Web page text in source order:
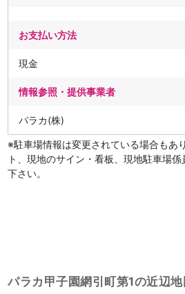
お支払い方法
現金
情報参照・提供事業者
パラカ(株)
※駐車場情報は変更されている場合もあ
ト、現地のサイン・看板、現地駐車場
下さい。
パラカ甲子園網引町第1の近辺地